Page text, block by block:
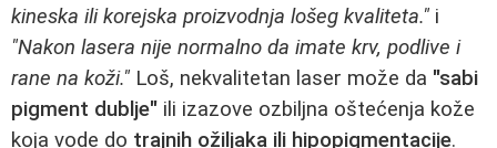
kineska ili korejska proizvodnja lošeg kvaliteta." i
"Nakon lasera nije normalno da imate krv, podlive i
rane na koži." Loš, nekvalitetan laser može da "sabi
pigment dublje" ili izazove ozbiljna oštećenja kože
koja vode do trajnih ožiljaka ili hipopigmentacije.